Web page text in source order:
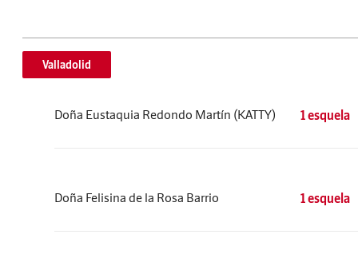
Valladolid
Doña Eustaquia Redondo Martín (KATTY) 1 esquela
Doña Felisina de la Rosa Barrio 1 esquela